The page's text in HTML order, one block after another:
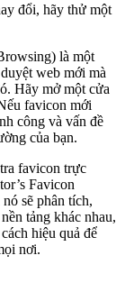
đổi, hãy thử một
là một
web mới mà
Hãy mở một cửa
favicon mới
công và vấn đề
của bạn.
favicon trực
Favicon
sẽ phân tích,
tảng khác nhau,
hiệu quả để
nơi.